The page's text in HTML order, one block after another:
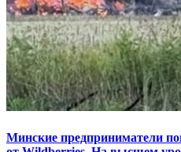
Минские предприниматели